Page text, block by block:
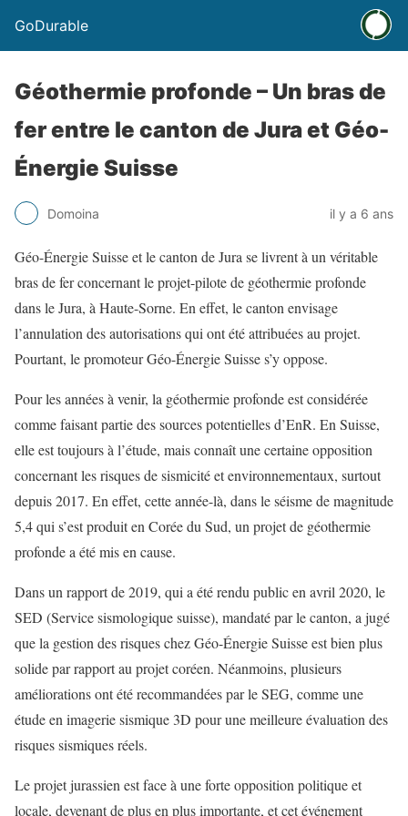
GoDurable
Géothermie profonde – Un bras de
fer entre le canton de Jura et Géo-
Énergie Suisse
Domoina il y a 6 ans
Géo-Énergie Suisse et le canton de Jura se livrent à un véritable
bras de fer concernant le projet-pilote de géothermie profonde
dans le Jura, à Haute-Sorne. En effet, le canton envisage
l’annulation des autorisations qui ont été attribuées au projet.
Pourtant, le promoteur Géo-Énergie Suisse s’y oppose.
Pour les années à venir, la géothermie profonde est considérée
comme faisant partie des sources potentielles d’EnR. En Suisse,
elle est toujours à l’étude, mais connaît une certaine opposition
concernant les risques de sismicité et environnementaux, surtout
depuis 2017. En effet, cette année-là, dans le séisme de magnitude
5,4 qui s’est produit en Corée du Sud, un projet de géothermie
profonde a été mis en cause.
Dans un rapport de 2019, qui a été rendu public en avril 2020, le
SED (Service sismologique suisse), mandaté par le canton, a jugé
que la gestion des risques chez Géo-Énergie Suisse est bien plus
solide par rapport au projet coréen. Néanmoins, plusieurs
améliorations ont été recommandées par le SEG, comme une
étude en imagerie sismique 3D pour une meilleure évaluation des
risques sismiques réels.
Le projet jurassien est face à une forte opposition politique et
locale, devenant de plus en plus importante, et cet événement